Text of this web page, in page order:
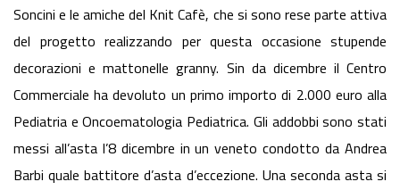
Soncini e le amiche del Knit Cafè, che si sono rese parte attiva
del progetto realizzando per questa occasione stupende
decorazioni e mattonelle granny. Sin da dicembre il Centro
Commerciale ha devoluto un primo importo di 2.000 euro alla
Pediatria e Oncoematologia Pediatrica. Gli addobbi sono stati
messi all’asta l’8 dicembre in un veneto condotto da Andrea
Barbi quale battitore d’asta d’eccezione. Una seconda asta si